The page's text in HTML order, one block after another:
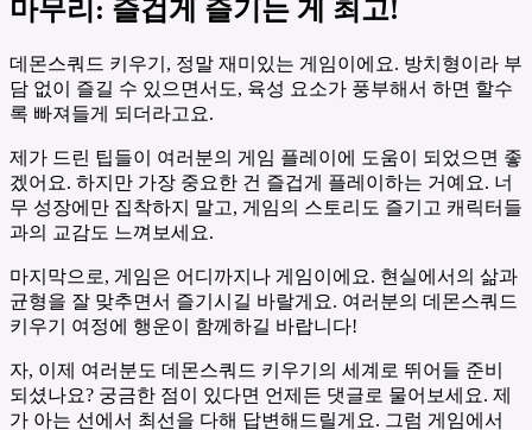
마무리: 즐겁게 즐기는 게 최고!
데몬스쿼드 키우기, 정말 재미있는 게임이에요. 방치형이라 부
담 없이 즐길 수 있으면서도, 육성 요소가 풍부해서 하면 할수
록 빠져들게 되더라고요.
제가 드린 팁들이 여러분의 게임 플레이에 도움이 되었으면 좋
겠어요. 하지만 가장 중요한 건 즐겁게 플레이하는 거예요. 너
무 성장에만 집착하지 말고, 게임의 스토리도 즐기고 캐릭터들
과의 교감도 느껴보세요.
마지막으로, 게임은 어디까지나 게임이에요. 현실에서의 삶과
균형을 잘 맞추면서 즐기시길 바랄게요. 여러분의 데몬스쿼드
키우기 여정에 행운이 함께하길 바랍니다!
자, 이제 여러분도 데몬스쿼드 키우기의 세계로 뛰어들 준비
되셨나요? 궁금한 점이 있다면 언제든 댓글로 물어보세요. 제
가 아는 선에서 최선을 다해 답변해드릴게요. 그럼 게임에서